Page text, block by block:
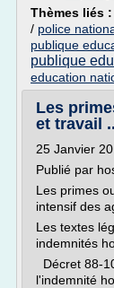
Thèmes liés :
/ police
publique
publique
education
Les
et travail
25 Janvier
Publié par
Les primes
intensif des
Les textes
indemnités
Décret 88-
l'indemnité